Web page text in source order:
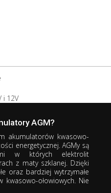
AGM?
akumulatorów kwasowo-
energetycznej. AGMy są
w których elektrolit
z maty szklanej. Dzięki
oraz bardziej wytrzymałe
ołowiowych. Nie